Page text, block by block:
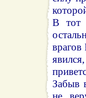
В тот
Забыв